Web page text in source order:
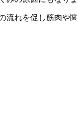
流れを促し筋肉や